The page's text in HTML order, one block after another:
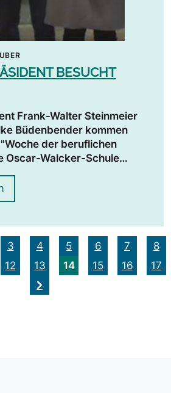
BESUCHT
Frank-Walter Steinmeier
Büdenbender kommen
der beruflichen
Oscar-Walcker-Schule…
3 4 5 6 7
8
12 13 14 15 16 17